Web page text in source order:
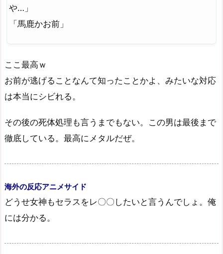
や…」
「馬鹿かお前」
ここ最高ｗ
お前が逃げることなんて知ったことかよ、みたいな対応
は本当にシビれる。
その後の死体処理も言うまでもない。この男は最後まで
徹底している。最高にメタルだぜ。
海外の反応アニメサイド
どうせ女神もセラスをレ〇〇したいと言うんでしょ。俺
には分かる。